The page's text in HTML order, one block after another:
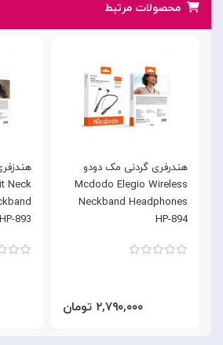
محصولات مرتبط
Neck
893
هندرفری گردنی مک دودو
Mcdodo Elegio Wireless
Neckband Headphones
HP-894
۲,۷۹۰,۰۰۰ تومان